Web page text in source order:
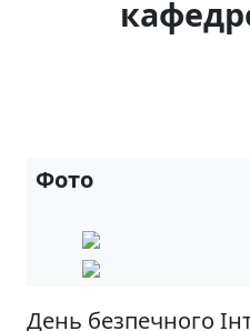
Фото
День безпечного